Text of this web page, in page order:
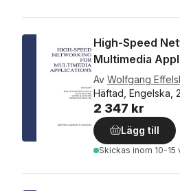
High-Speed
Multimedia
Av Wolfgang
Häftad, Engelska,
2 347 kr
Lägg till
Skickas inom 10-15